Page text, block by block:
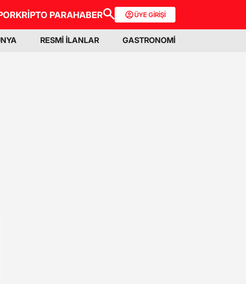
KRİPTO PARAHABER ÜYE GİRİŞİ
RESMİ İLANLAR GASTRONOMİ